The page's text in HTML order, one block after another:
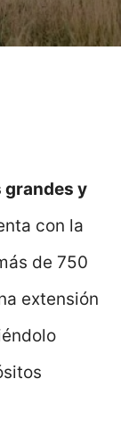
grandes y
con la
de 750
extensión